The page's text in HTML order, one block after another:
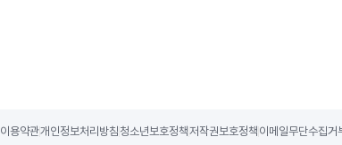
이용약관개인정보처리방침 청소년보호정책저작권보호정책 이메일무단수집거